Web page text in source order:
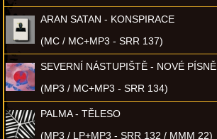
ARAN SATAN - KONSPIRACE
(MC / MC+MP3 - SRR 137)
SEVERNÍ NÁSTUPIŠTĚ - NOVÉ PÍSNĚ
(MP3 / MC+MP3 - SRR 134)
PALMA - TĚLESO
(MP3 / LP+MP3 - SRR 132 / MMM 22)